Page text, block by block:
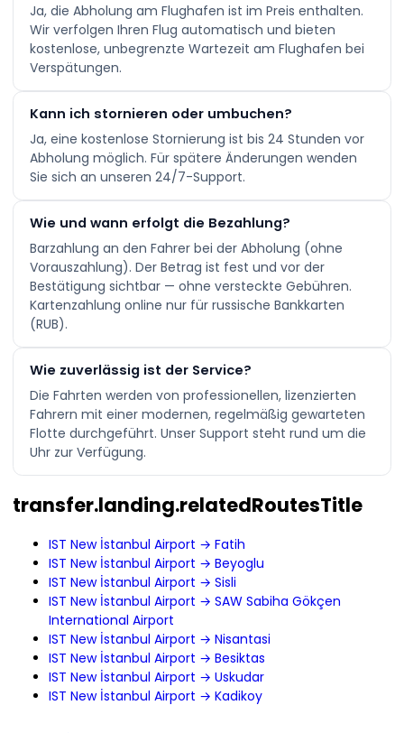
Ja, die Abholung am Flughafen ist im Preis enthalten.
Wir verfolgen Ihren Flug automatisch und bieten
kostenlose, unbegrenzte Wartezeit am Flughafen bei
Verspätungen.
Kann ich stornieren oder umbuchen?
Ja, eine kostenlose Stornierung ist bis 24 Stunden vor
Abholung möglich. Für spätere Änderungen wenden
Sie sich an unseren 24/7-Support.
Wie und wann erfolgt die Bezahlung?
Barzahlung an den Fahrer bei der Abholung (ohne
Vorauszahlung). Der Betrag ist fest und vor der
Bestätigung sichtbar — ohne versteckte Gebühren.
Kartenzahlung online nur für russische Bankkarten
(RUB).
Wie zuverlässig ist der Service?
Die Fahrten werden von professionellen, lizenzierten
Fahrern mit einer modernen, regelmäßig gewarteten
Flotte durchgeführt. Unser Support steht rund um die
Uhr zur Verfügung.
transfer.landing.relatedRoutesTitle
IST New İstanbul Airport → Fatih
IST New İstanbul Airport → Beyoglu
IST New İstanbul Airport → Sisli
IST New İstanbul Airport → SAW Sabiha Gökçen
International Airport
IST New İstanbul Airport → Nisantasi
IST New İstanbul Airport → Besiktas
IST New İstanbul Airport → Uskudar
IST New İstanbul Airport → Kadikoy